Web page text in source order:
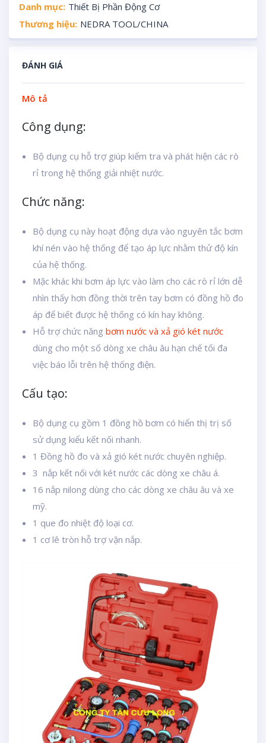
Danh mục: Thiết Bị Phần Động Cơ
Thương hiệu: NEDRA TOOL/CHINA
ĐÁNH GIÁ
Mô tả
Công dụng:
Bộ dụng cụ hỗ trợ giúp kiểm tra và phát hiện các rò
rỉ trong hệ thống giải nhiệt nước.
Chức năng:
Bộ dụng cụ này hoạt động dựa vào nguyên tắc bơm
khí nén vào hệ thống để tạo áp lực nhằm thử độ kín
của hệ thống.
Mặc khác khi bơm áp lực vào làm cho các rò rỉ lớn dễ
nhìn thấy hơn đồng thời trên tay bơm có đồng hồ đo
áp để biết được hệ thống có kín hay không.
Hỗ trợ chức năng bơm nước và xả gió két nước
dùng cho một số dòng xe châu âu hạn chế tối đa
việc báo lỗi trên hệ thống điện.
Cấu tạo:
Bộ dụng cụ gồm 1 đồng hồ bơm có hiển thị trị số
sử dụng kiểu kết nối nhanh.
1 Đồng hồ đo và xả gió két nước chuyên nghiệp.
3 nắp kết nối với két nước các dòng xe châu á.
16 nắp nilong dùng cho các dòng xe châu âu và xe
mỹ.
1 que đo nhiệt độ loại cơ.
1 cơ lê tròn hỗ trợ vặn nắp.